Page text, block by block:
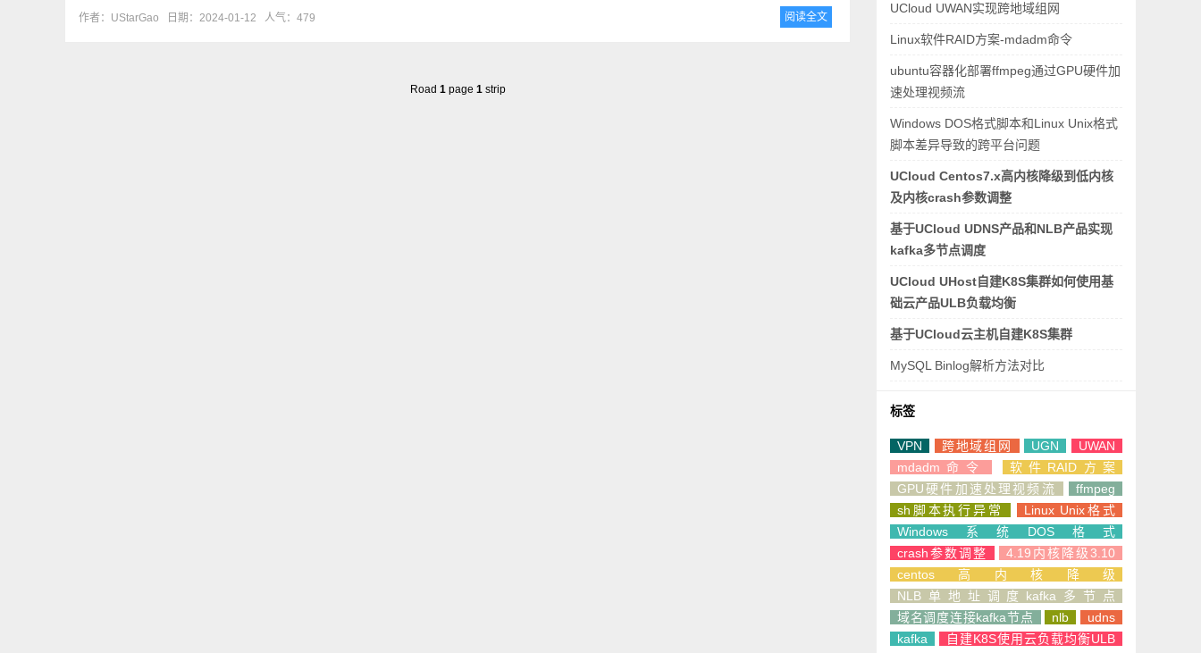
作者：UStarGao 日期：2024-01-12 人气：479 阅读全文
Road 1 page 1 strip
UCloud UWAN实现跨地域组网
Linux软件RAID方案-mdadm命令
ubuntu容器化部署ffmpeg通过GPU硬件加
速处理视频流
Windows DOS格式脚本和Linux Unix格式
脚本差异导致的跨平台问题
UCloud Centos7.x高内核降级到低内核
及内核crash参数调整
基于UCloud UDNS产品和NLB产品实现
kafka多节点调度
UCloud UHost自建K8S集群如何使用基
础云产品ULB负载均衡
基于UCloud云主机自建K8S集群
MySQL Binlog解析方法对比
标签
VPN 跨地域组网 UGN
UWAN
mdadm命令
软件RAID方案
GPU硬件加速处理视频流
ffmpeg
sh脚本执行异常
Linux Unix格式
Windows系统DOS格式
crash参数调整
4.19内核降级3.10
centos高内核降级
NLB单地址调度kafka多节点
域名调度连接kafka节点
nlb
udns
kafka
自建K8S使用云负载均衡ULB